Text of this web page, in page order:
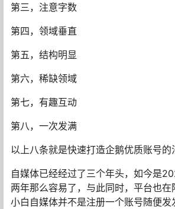
第三，注意字数
第四，领域垂直
第五，结构明显
第六，稀缺领域
第七，有趣互动
第八，一次发满
以上八条就是快速打造企鹅优质账号的
自媒体已经经过了三个年头，如今是
两年那么容易了，与此同时，平台也在
小白自媒体并不是注册一个账号随便